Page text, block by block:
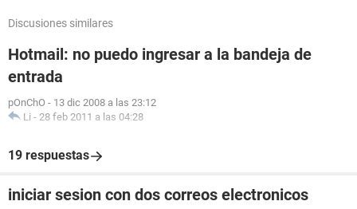
Discusiones similares
Hotmail: no puedo ingresar a la bandeja de
entrada
pOnChO - 13 dic 2008 a las 23:12
Li - 28 feb 2011 a las 04:28
19 respuestas
iniciar sesion con dos correos electronicos